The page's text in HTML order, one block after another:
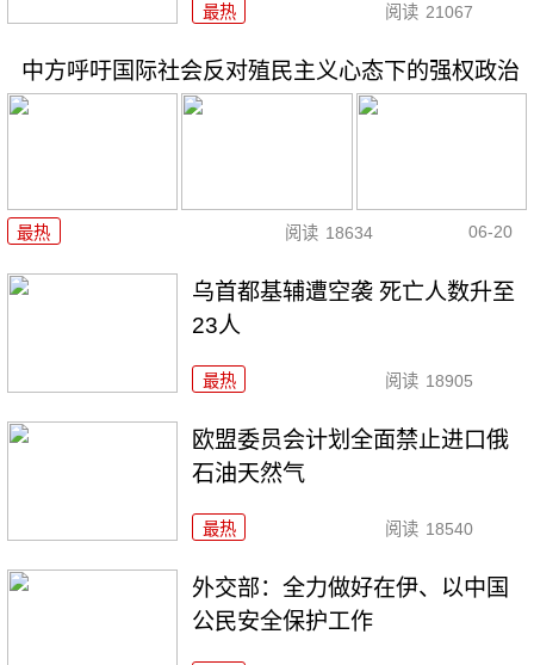
最热 阅读 21067
中方呼吁国际社会反对殖民主义心态下的强权政治
最热 阅读 18634 06-20
乌首都基辅遭空袭 死亡人数升至
23人
最热 阅读 18905
欧盟委员会计划全面禁止进口俄
石油天然气
最热 阅读 18540
外交部：全力做好在伊、以中国
公民安全保护工作